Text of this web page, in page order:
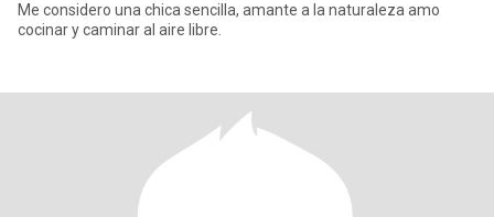
Me considero una chica sencilla, amante a la naturaleza amo
cocinar y caminar al aire libre.